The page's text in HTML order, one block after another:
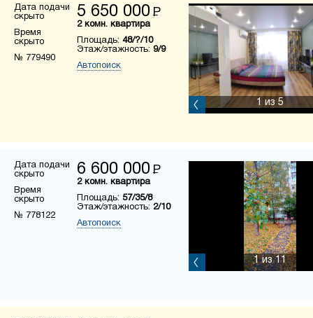
Дата подачи
скрыто
Время
скрыто
№ 779490
5 650 000 Р
2 комн. квартира
Площадь: 48/?/10
Этаж/этажность: 9/9
Автопоиск
1 из 5
Дата подачи
скрыто
Время
скрыто
№ 778122
6 600 000 Р
2 комн. квартира
Площадь: 57/35/8
Этаж/этажность: 2/10
Автопоиск
1из 11